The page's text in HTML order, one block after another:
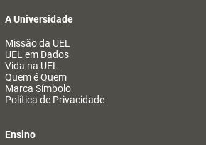
A Universidade
Missão da UEL
UEL em Dados
Vida na UEL
Quem é Quem
Marca Símbolo
Política de Privacidade
Ensino